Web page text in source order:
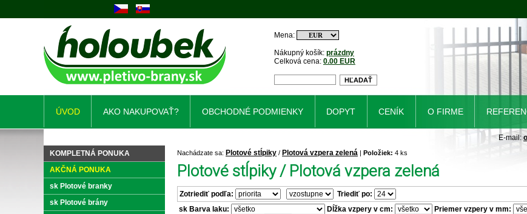
Nachádzate sa: Plotové stĺpiky / Plotová vzpera zelená | Položiek: 4 ks
Plotové stĺpiky / Plotová vzpera zelená
Zotriediť podľa:
Triediť po:
sk Barva laku:
Dĺžka vzpery v cm: Priemer vzpery v mm:
KOMPLETNÁ PONUKA
AKČNÁ PONUKA
sk Plotové branky
sk Plotové brány
Nákupný košík: prázdny
Celková cena: 0.00 EUR
Mena:
ÚVOD AKO NAKUPOVAŤ? OBCHODNÉ PODMIENKY DOPYT CENÍK O FIRME
E-mail: